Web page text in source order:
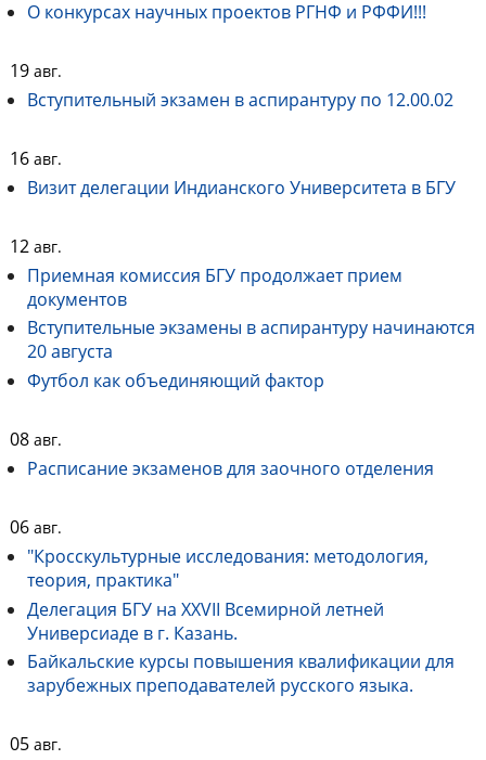
О конкурсах научных проектов РГНФ и РФФИ!!!
19 авг.
Вступительный экзамен в аспирантуру по 12.00.02
16 авг.
Визит делегации Индианского Университета в БГУ
12 авг.
Приемная комиссия БГУ продолжает прием
документов
Вступительные экзамены в аспирантуру начинаются
20 августа
Футбол как объединяющий фактор
08 авг.
Расписание экзаменов для заочного отделения
06 авг.
"Кросскультурные исследования: методология,
теория, практика"
Делегация БГУ на XXVII Всемирной летней
Универсиаде в г. Казань.
Байкальские курсы повышения квалификации для
зарубежных преподавателей русского языка.
05 авг.